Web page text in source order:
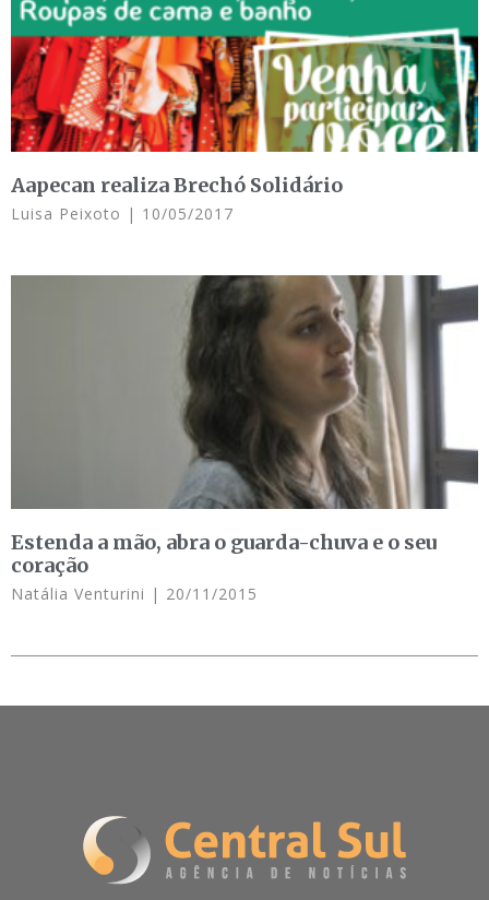
Aapecan realiza Brechó Solidário
Luisa Peixoto 10/05/2017
Estenda a mão, abra o guarda-chuva e o seu
coração
Natália Venturini 20/11/2015